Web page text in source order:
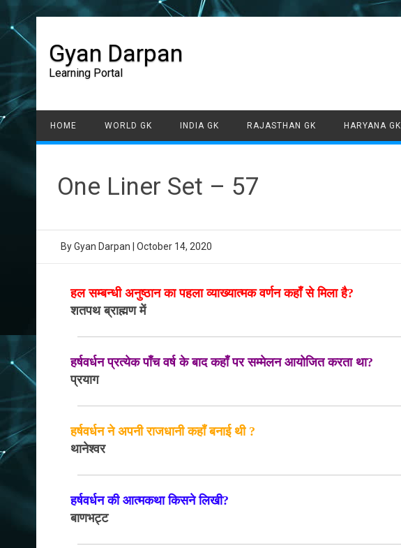
Gyan Darpan
Learning Portal
HOME WORLD GK INDIA GK RAJASTHAN GK HARYANA GK
One Liner Set – 57
ByGyan Darpan October 14, 2020
हल सम्बन्धी अनुष्ठान का पहला व्याख्यात्मक वर्णन कहाँ से मिला है?
शतपथ ब्राह्मण में
हर्षवर्धन प्रत्येक पाँच वर्ष के बाद कहाँ पर सम्मेलन आयोजित करता था?
प्रयाग
हर्षवर्धन ने अपनी राजधानी कहॉं बनाई थी ?
थानेश्वर
हर्षवर्धन की आत्मकथा किसने लिखी?
बाणभट्ट